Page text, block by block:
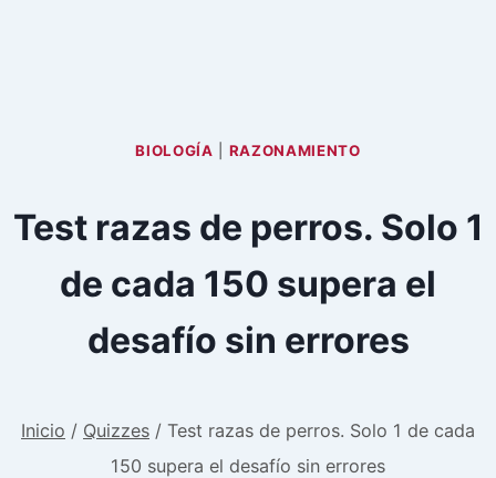
BIOLOGÍA RAZONAMIENTO
Test razas de perros. Solo 1
de cada 150 supera el
desafío sin errores
Inicio / Quizzes / Test razas de perros. Solo 1 de cada
150 supera el desafío sin errores